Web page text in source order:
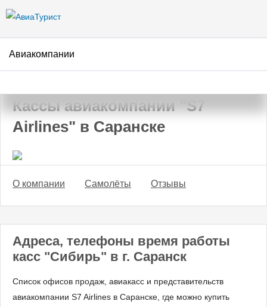
Авиакомпании
Кассы авиакомпании "S7
Airlines" в Саранске
О компании Самолёты Отзывы
Адреса, телефоны время работы
касс "Сибирь" в г. Саранск
Список офисов продаж, авиакасс и представительств
авиакомпании S7 Airlines в Саранске, где можно купить